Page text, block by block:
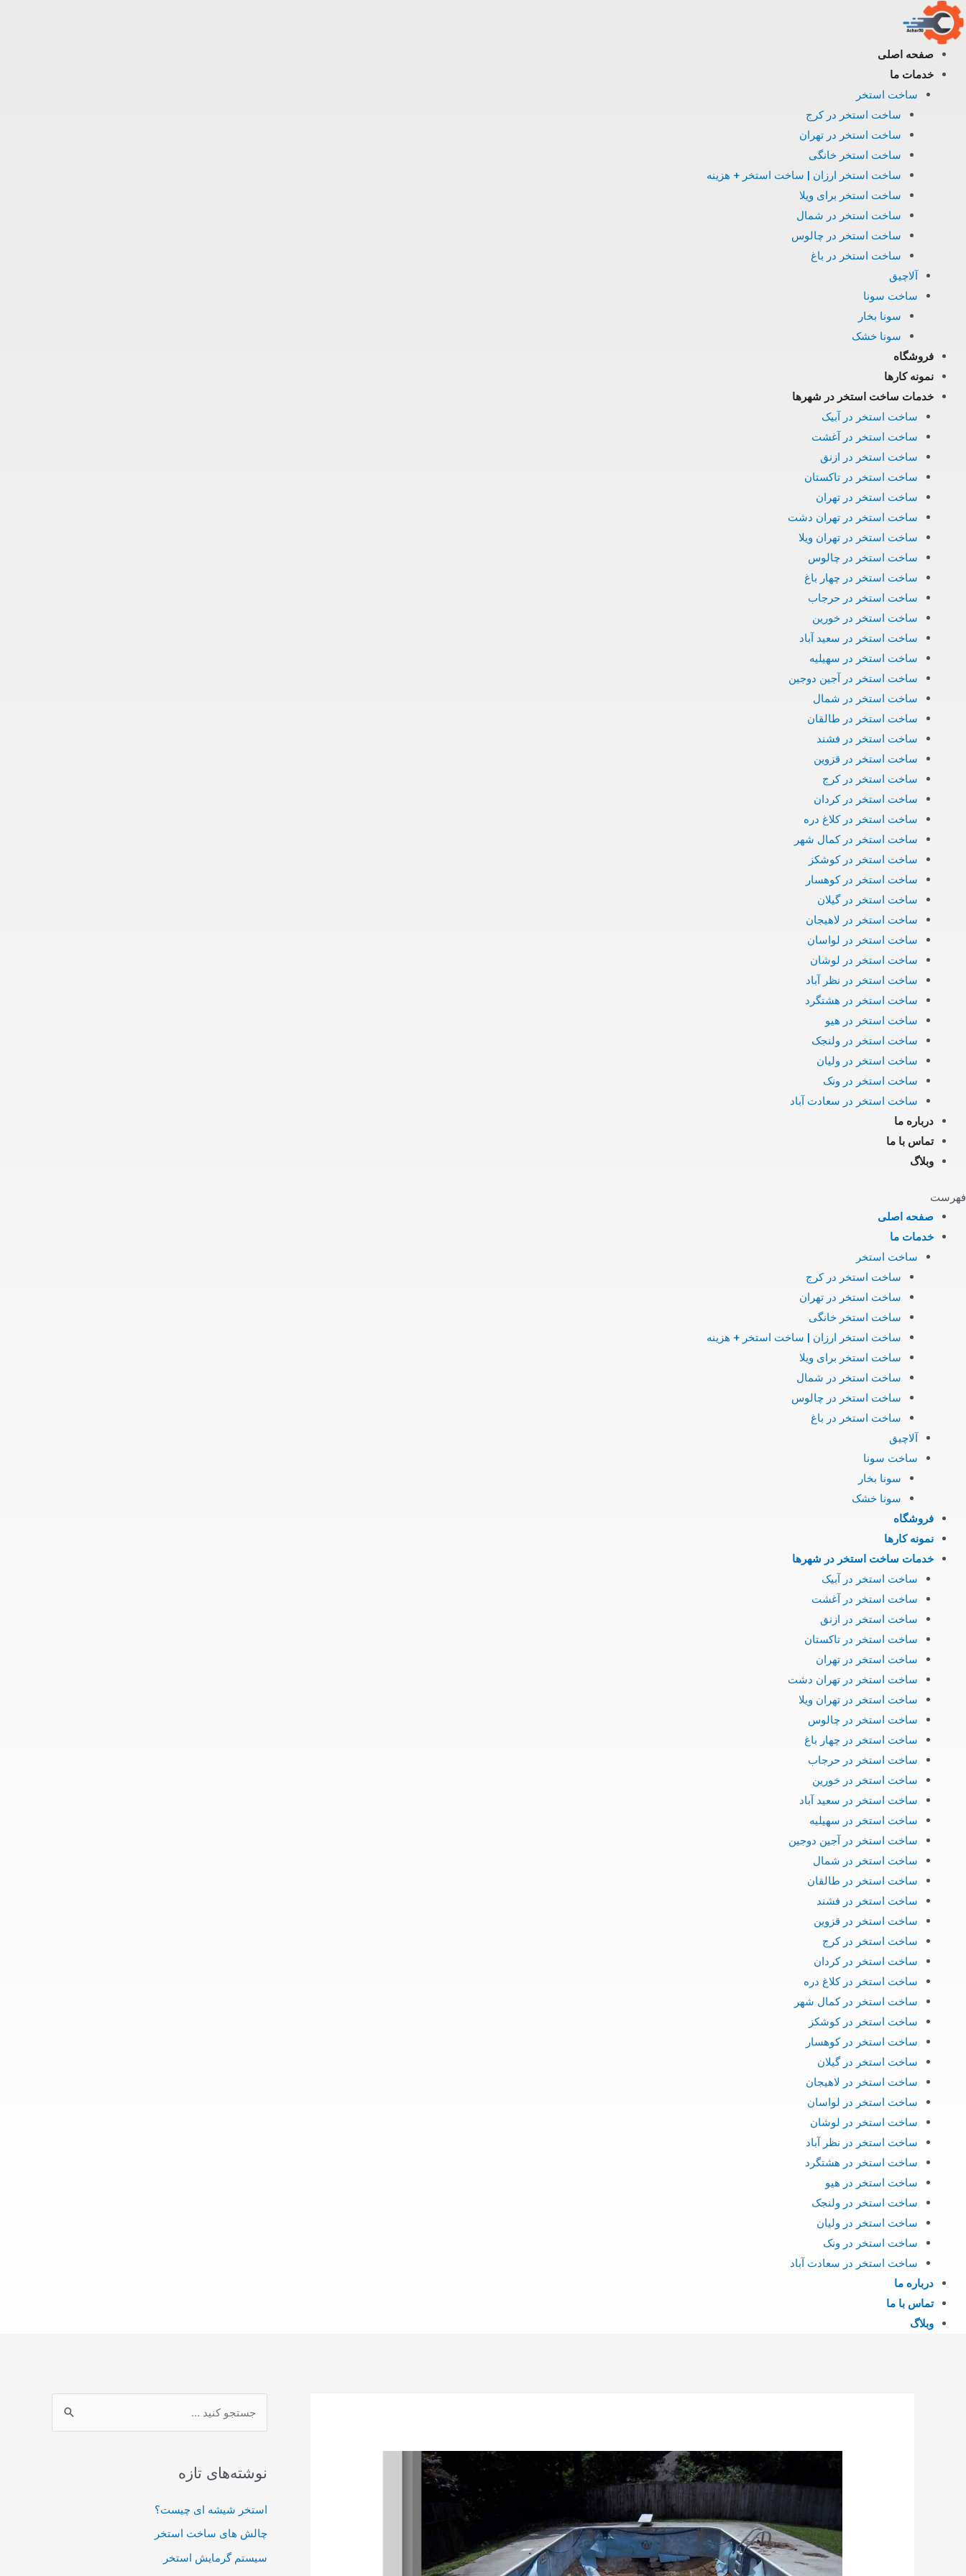
رفتن
به
محتوا
صفحه اصلی
خدمات ما
ساخت استخر
ساخت استخر در کرج
ساخت استخر در تهران
ساخت استخر خانگی
ساخت استخر ارزان | ساخت استخر + هزینه
ساخت استخر برای ویلا
ساخت استخر در شمال
ساخت استخر در چالوس
ساخت استخر در باغ
آلاچیق
ساخت سونا
سونا بخار
سونا خشک
فروشگاه
نمونه کارها
خدمات ساخت استخر در شهرها
ساخت استخر در آبیک
ساخت استخر در آغشت
ساخت استخر در ازنق
ساخت استخر در تاکستان
ساخت استخر در تهران
ساخت استخر در تهران دشت
ساخت استخر در تهران ویلا
ساخت استخر در چالوس
ساخت استخر در چهار باغ
ساخت استخر در حرجاب
ساخت استخر در خورین
ساخت استخر در سعید آباد
ساخت استخر در سهیلیه
ساخت استخر در آجین دوجین
ساخت استخر در شمال
ساخت استخر در طالقان
ساخت استخر در فشند
ساخت استخر در قزوین
ساخت استخر در کرج
ساخت استخر در کردان
ساخت استخر در کلاغ دره
ساخت استخر در کمال شهر
ساخت استخر در کوشکز
ساخت استخر در کوهسار
ساخت استخر در گیلان
ساخت استخر در لاهیجان
ساخت استخر در لواسان
ساخت استخر در لوشان
ساخت استخر در نظر آباد
ساخت استخر در هشتگرد
ساخت استخر در هیو
ساخت استخر در ولنجک
ساخت استخر در ولیان
ساخت استخر در ونک
ساخت استخر در سعادت آباد
درباره ما
تماس با ما
وبلاگ
فهرست
صفحه اصلی
خدمات ما
ساخت استخر
ساخت استخر در کرج
ساخت استخر در تهران
ساخت استخر خانگی
ساخت استخر ارزان | ساخت استخر + هزینه
ساخت استخر برای ویلا
ساخت استخر در شمال
ساخت استخر در چالوس
ساخت استخر در باغ
آلاچیق
ساخت سونا
سونا بخار
سونا خشک
فروشگاه
نمونه کارها
خدمات ساخت استخر در شهرها
ساخت استخر در آبیک
ساخت استخر در آغشت
ساخت استخر در ازنق
ساخت استخر در تاکستان
ساخت استخر در تهران
ساخت استخر در تهران دشت
ساخت استخر در تهران ویلا
ساخت استخر در چالوس
ساخت استخر در چهار باغ
ساخت استخر در حرجاب
ساخت استخر در خورین
ساخت استخر در سعید آباد
ساخت استخر در سهیلیه
ساخت استخر در آجین دوجین
ساخت استخر در شمال
ساخت استخر در طالقان
ساخت استخر در فشند
ساخت استخر در قزوین
ساخت استخر در کرج
ساخت استخر در کردان
ساخت استخر در کلاغ دره
ساخت استخر در کمال شهر
ساخت استخر در کوشکز
ساخت استخر در کوهسار
ساخت استخر در گیلان
ساخت استخر در لاهیجان
ساخت استخر در لواسان
ساخت استخر در لوشان
ساخت استخر در نظر آباد
ساخت استخر در هشتگرد
ساخت استخر در هیو
ساخت استخر در ولنجک
ساخت استخر در ولیان
ساخت استخر در ونک
ساخت استخر در سعادت آباد
درباره ما
تماس با ما
وبلاگ
ج
ی
:
نوشته‌های تازه
استخر شیشه ای چیست؟
چالش های ساخت استخر
سیستم گرمایش استخر